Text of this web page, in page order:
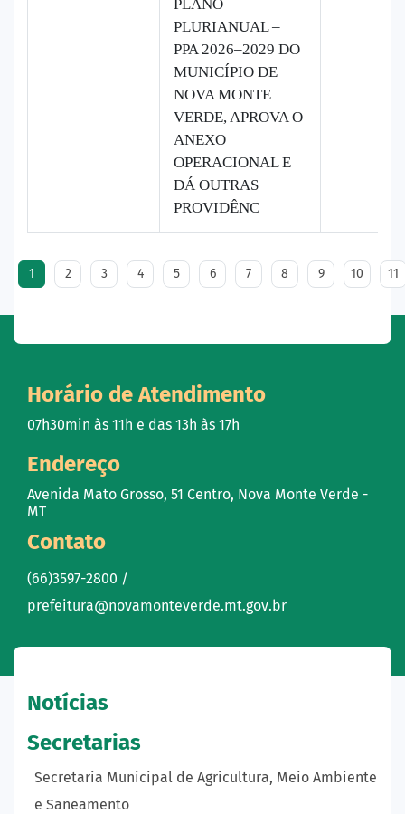
PLANO
PLURIANUAL –
PPA 2026–2029 DO
MUNICÍPIO DE
NOVA MONTE
VERDE, APROVA O
ANEXO
OPERACIONAL E
DÁ OUTRAS
PROVIDÊNC
1 2 3 4 5 6 7 8 9 10 11
Horário de Atendimento
07h30min às 11h e das 13h às 17h
Endereço
Avenida Mato Grosso, 51 Centro, Nova Monte Verde -
MT
Contato
(66)3597-2800 /
prefeitura@novamonteverde.mt.gov.br
Notícias
Secretarias
Secretaria Municipal de Agricultura, Meio Ambiente
e Saneamento